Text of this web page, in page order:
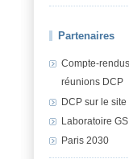
Partenaires
Compte-
réunions DCP
DCP sur le site
Laboratoire
Paris 2030